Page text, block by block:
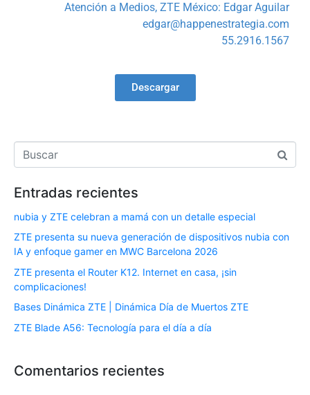
Atención a Medios, ZTE México: Edgar Aguilar
edgar@happenestrategia.com
55.2916.1567
Descargar
Entradas recientes
nubia y ZTE celebran a mamá con un detalle especial
ZTE presenta su nueva generación de dispositivos nubia con
IA y enfoque gamer en MWC Barcelona 2026
ZTE presenta el Router K12. Internet en casa, ¡sin
complicaciones!
Bases Dinámica ZTE | Dinámica Día de Muertos ZTE
ZTE Blade A56: Tecnología para el día a día
Comentarios recientes